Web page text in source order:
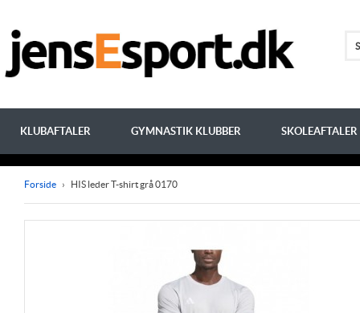
KLUBAFTALER GYMNASTIK KLUBBER SKOLEAFTALER
Forside › HIS leder T-shirt grå 0170